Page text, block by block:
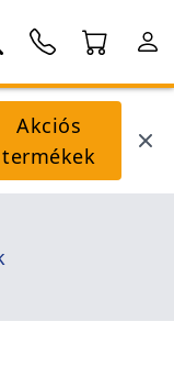
Akciós
termékek